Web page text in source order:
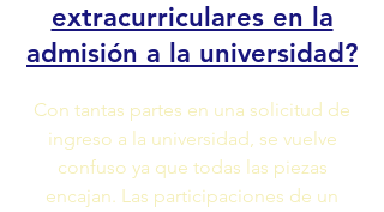
extracurriculares en la
admisión a la universidad?
Con tantas partes en una solicitud de
ingreso a la universidad, se vuelve
confuso ya que todas las piezas
encajan. Las participaciones de un